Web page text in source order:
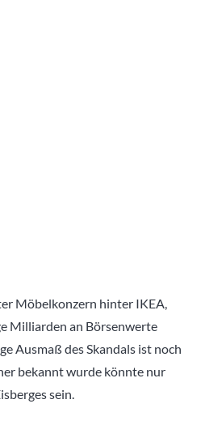
Möbelkonzern hinter IKEA,
Milliarden an Börsenwerte
Ausmaß des Skandals ist noch
bekannt wurde könnte nur
sein.